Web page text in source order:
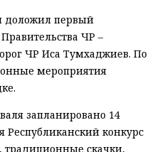
доложил первый
ЧР –
ЧР Иса Тумхаджиев. По
мероприятия
запланировано 14
конкурс
традиционные скачки,